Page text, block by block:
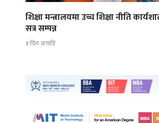
शिक्षा मन्त्रालयमा उच्च शिक्षा नीति
सत्र सम्पन्न
१ दिन अगाडि